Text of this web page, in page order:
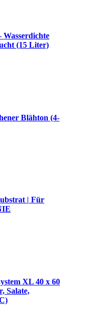
Wasserdichte
(15 Liter)
Blähton (4-
| Für
XL 40 x 60
Salate,